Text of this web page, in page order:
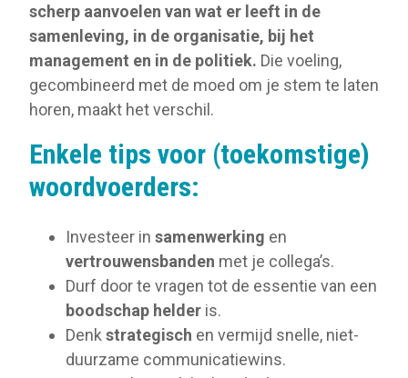
scherp aanvoelen van wat er leeft in de
samenleving, in de organisatie, bij het
management en in de politiek. Die voeling,
gecombineerd met de moed om je stem te laten
horen, maakt het verschil.
Enkele tips voor (toekomstige)
woordvoerders:
Investeer in samenwerking en
vertrouwensbanden met je collega’s.
Durf door te vragen tot de essentie van een
boodschap helder is.
Denkstrategisch en vermijd snelle, niet-
duurzame communicatiewins.